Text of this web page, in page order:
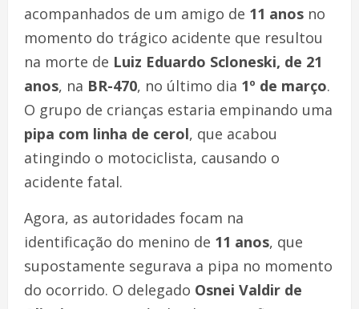
acompanhados de um amigo de 11 anos no
momento do trágico acidente que resultou
na morte de Luiz Eduardo Scloneski, de 21
anos, na BR-470, no último dia 1º de março.
O grupo de crianças estaria empinando uma
pipa com linha de cerol, que acabou
atingindo o motociclista, causando o
acidente fatal.
Agora, as autoridades focam na
identificação do menino de 11 anos, que
supostamente segurava a pipa no momento
do ocorrido. O delegado Osnei Valdir de